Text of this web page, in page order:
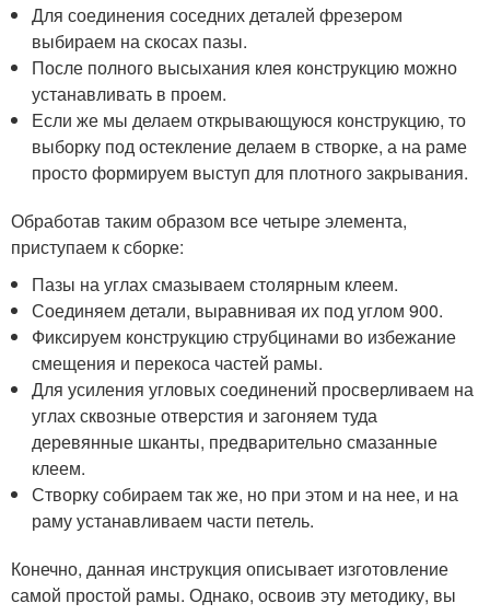
Для соединения соседних деталей фрезером
выбираем на скосах пазы.
После полного высыхания клея конструкцию можно
устанавливать в проем.
Если же мы делаем открывающуюся конструкцию, то
выборку под остекление делаем в створке, а на раме
просто формируем выступ для плотного закрывания.
Обработав таким образом все четыре элемента,
приступаем к сборке:
Пазы на углах смазываем столярным клеем.
Соединяем детали, выравнивая их под углом 900.
Фиксируем конструкцию струбцинами во избежание
смещения и перекоса частей рамы.
Для усиления угловых соединений просверливаем на
углах сквозные отверстия и загоняем туда
деревянные шканты, предварительно смазанные
клеем.
Створку собираем так же, но при этом и на нее, и на
раму устанавливаем части петель.
Конечно, данная инструкция описывает изготовление
самой простой рамы. Однако, освоив эту методику, вы